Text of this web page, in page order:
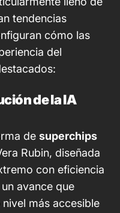
tendencias
cómo las
del
de la IA
de superchips
Rubin, diseñada
con eficiencia
avance que
nivel más accesible